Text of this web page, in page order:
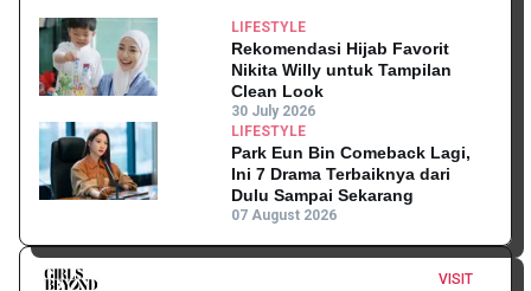
LIFESTYLE
Rekomendasi Hijab Favorit
Nikita Willy untuk Tampilan
Clean Look
30 July 2026
LIFESTYLE
Park Eun Bin Comeback Lagi,
Ini 7 Drama Terbaiknya dari
Dulu Sampai Sekarang
07 August 2026
VISIT